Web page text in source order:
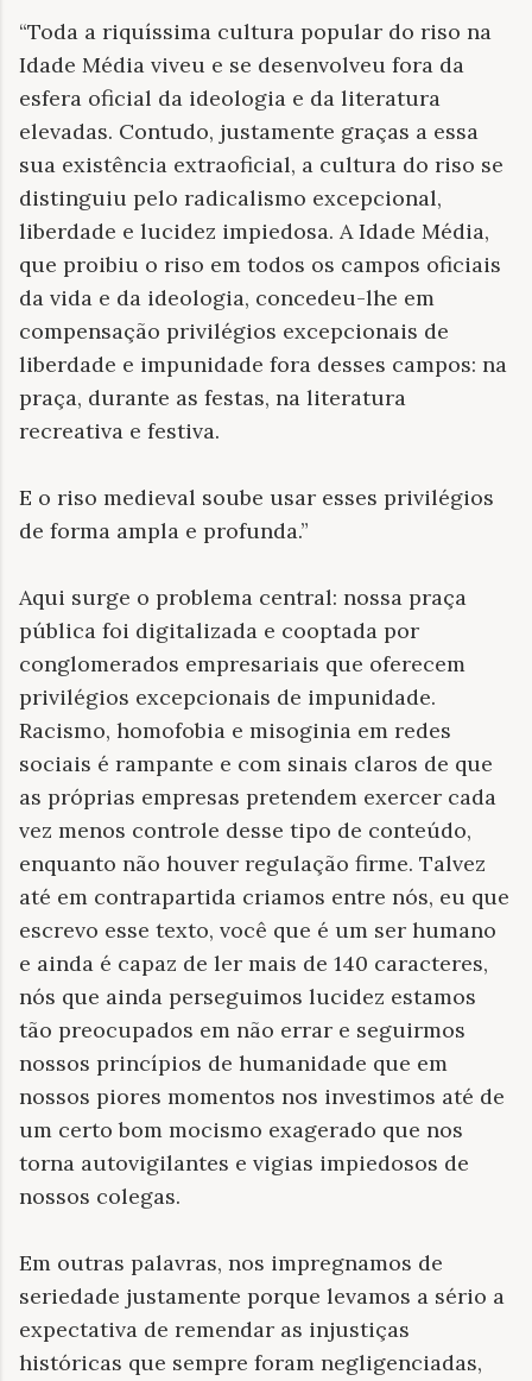
“Toda a riquíssima cultura popular do riso na
Idade Média viveu e se desenvolveu fora da
esfera oficial da ideologia e da literatura
elevadas. Contudo, justamente graças a essa
sua existência extraoficial, a cultura do riso se
distinguiu pelo radicalismo excepcional,
liberdade e lucidez impiedosa. A Idade Média,
que proibiu o riso em todos os campos oficiais
da vida e da ideologia, concedeu-lhe em
compensação privilégios excepcionais de
liberdade e impunidade fora desses campos: na
praça, durante as festas, na literatura
recreativa e festiva.
E o riso medieval soube usar esses privilégios
de forma ampla e profunda.”
Aqui surge o problema central: nossa praça
pública foi digitalizada e cooptada por
conglomerados empresariais que oferecem
privilégios excepcionais de impunidade.
Racismo, homofobia e misoginia em redes
sociais é rampante e com sinais claros de que
as próprias empresas pretendem exercer cada
vez menos controle desse tipo de conteúdo,
enquanto não houver regulação firme. Talvez
até em contrapartida criamos entre nós, eu que
escrevo esse texto, você que é um ser humano
e ainda é capaz de ler mais de 140 caracteres,
nós que ainda perseguimos lucidez estamos
tão preocupados em não errar e seguirmos
nossos princípios de humanidade que em
nossos piores momentos nos investimos até de
um certo bom mocismo exagerado que nos
torna autovigilantes e vigias impiedosos de
nossos colegas.
Em outras palavras, nos impregnamos de
seriedade justamente porque levamos a sério a
expectativa de remendar as injustiças
históricas que sempre foram negligenciadas,